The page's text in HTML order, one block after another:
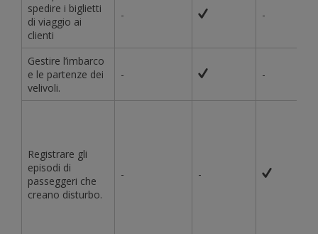
spedire i biglietti
di viaggio ai
clienti
- -
Gestire l’imbarco
e le partenze dei
velivoli.
- -
Registrare gli
episodi di
passeggeri che
creano disturbo.
- -